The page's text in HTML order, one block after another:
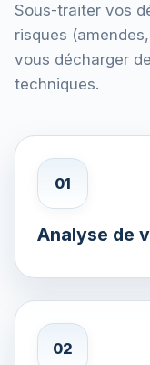
Sous-traiter vos
risques
vous décharger
techniques.
01
Analyse de
02